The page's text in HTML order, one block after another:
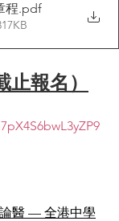
程.pdf
報名）
醫 — 全港中學